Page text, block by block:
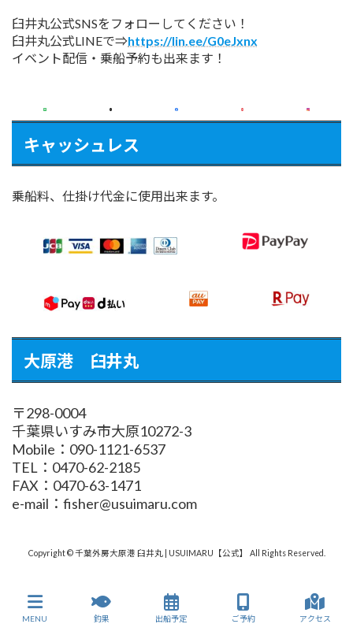
臼井丸公式SNSをフォローしてください！
臼井丸公式LINEで⇒https://lin.ee/G0eJxnx
イベント配信・乗船予約も出来ます！
キャッシュレス
乗船料、仕掛け代金に使用出来ます。
大原港 臼井丸
〒298-0004
千葉県いすみ市大原10272-3
Mobile：090-1121-6537
TEL：0470-62-2185
FAX：0470-63-1471
e-mail：fisher@usuimaru.com
Copyright © 千葉外房大原港 臼井丸 | USUIMARU【公式】 All Rights Reserved.
MENU 釣果 出船予定 ご予約 アクセス